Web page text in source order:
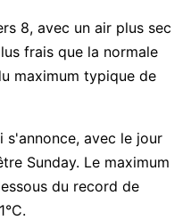
8, avec un air plus sec
frais que la normale
maximum typique de
s'annonce, avec le jour
Sunday. Le maximum
du record de